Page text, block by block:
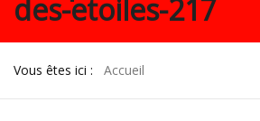
des-etoiles-217
Vous êtes ici : Accueil